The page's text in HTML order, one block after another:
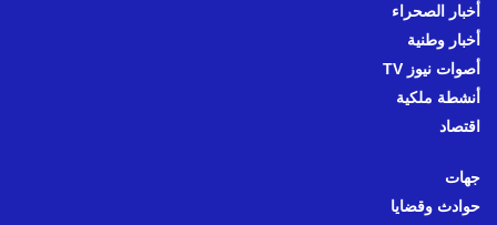
أخبار الصحراء
أخبار وطنية
أصوات نيوز TV
أنشطة ملكية
اقتصاد
جهات
حوادث وقضايا